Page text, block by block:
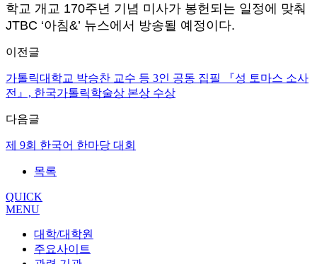
학교 개교 170주년 기념 미사가 봉헌되는 일정에 맞춰
JTBC ‘아침&’ 뉴스에서 방송될 예정이다.
이전글
가톨릭대학교 박승찬 교수 등 3인 공동 집필 『성 토마스 소사
전』, 한국가톨릭학술상 본상 수상
다음글
제 9회 한국어 한마당 대회
목록
QUICK
MENU
대학/대학원
주요사이트